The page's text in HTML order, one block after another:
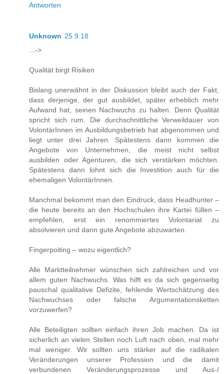
Antworten
Unknown 25.9.18
...->
Qualität birgt Risiken
Bislang unerwähnt in der Diskussion bleibt auch der Fakt,
dass derjenige, der gut ausbildet, später erheblich mehr
Aufwand hat, seinen Nachwuchs zu halten. Denn Qualität
spricht sich rum. Die durchschnittliche Verweildauer von
VolontärInnen im Ausbildungsbetrieb hat abgenommen und
liegt unter drei Jahren. Spätestens dann kommen die
Angebote von Unternehmen, die meist nicht selbst
ausbilden oder Agenturen, die sich verstärken möchten.
Spätestens dann lohnt sich die Investition auch für die
ehemaligen VolontärInnen.
Manchmal bekommt man den Eindruck, dass Headhunter –
die heute bereits an den Hochschulen ihre Kartei füllen –
empfehlen, erst ein renommiertes Volontariat zu
absolvieren und dann gute Angebote abzuwarten.
Fingerpoiting – wozu eigentlich?
Alle Marktteilnehmer wünschen sich zahlreichen und vor
allem guten Nachwuchs. Was hilft es da sich gegenseitig
pauschal qualitative Defizite, fehlende Wertschätzung des
Nachwuchses oder falsche Argumentationsketten
vorzuwerfen?
Alle Beteiligten sollten einfach ihren Job machen. Da ist
sicherlich an vielen Stellen noch Luft nach oben, mal mehr
mal weniger. Wir sollten uns stärker auf die radikalen
Veränderungen unserer Profession und die damit
verbundenen Veränderungsprozesse und Aus-/